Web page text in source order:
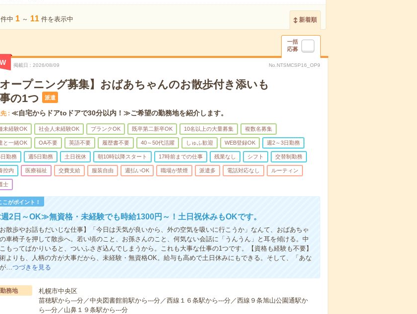
件中 1 ～ 11 件を表示中 新着順
一括
応募
掲載日 2026/08/09 No.NTSMCSP16_OP9
オープニング募集】おばあちゃんのお散歩付き添いも
の1つ
派遣
≪自宅からドアtoドアで30分以内！≫ご希望の勤務地を紹介します。
未経験OK 社会人未経験OK ブランクOK 既卒第二新卒OK 10名以上の大量募集 複数名募集
と一緒OK OA不要 英語不要 履歴書不要 40～50代活躍 しゅふ歓迎 WEB登録OK 週2～3日勤務
勤務 週5日勤務 土日祝休 朝10時以降スタート 17時前までの仕事 残業なし シフト 交替制勤務
控内 医療福祉 交費支給 服装自由 週払いOK 職場が禁煙 派遣多 電話対応なし ルーティン
士
こがポイント！
2日～OK≫無資格・未経験でも時給1300円～！土日祝休みもOKです。
お散歩やお話もだいじな仕事】「今日は天気が良いから、外の空気を吸いに行こうか」なんて、おばあちゃ
車椅子を押して散歩へ。若い頃のこと、お孫さんのこと、何気ない会話に「うんうん」と耳を傾ける。中
もってばかりいると、ついふさぎ込んでしまうから。これも大事な仕事の1つです。【資格も経験も不要】
よりも、人柄の方が大事だから、未経験・無資格OK。給与も高めで土日休みにもできる。そして、「あな
…つづきを見る
勤務地
札幌市中央区
苗穂駅から---分／中央図書館前駅から---分／西線１６条駅から---分／西線９条旭山公園通駅か
ら---分／山鼻１９条駅から---分